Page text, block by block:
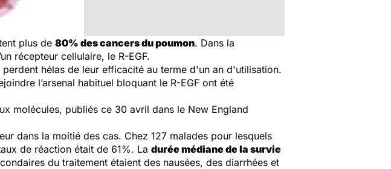
plus de 80% des cancers du poumon. Dans la
récepteur cellulaire, le R-EGF.
hélas de leur efficacité au terme d'un an d'utilisation.
l’arsenal habituel bloquant le R-EGF ont été
molécules, publiés ce 30 avril dans le New England
dans la moitié des cas. Chez 127 malades pour lesquels
de réaction était de 61%. La durée médiane de la survie
du traitement étaient des nausées, des diarrhées et